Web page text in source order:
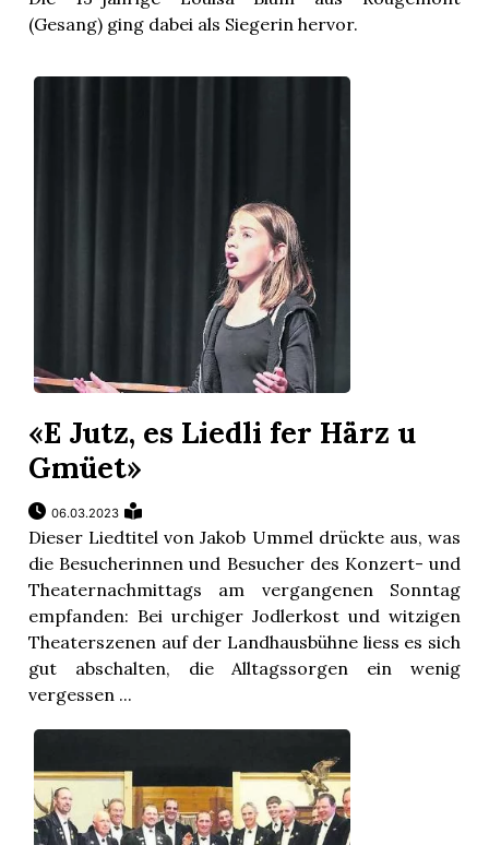
(Gesang) ging dabei als Siegerin hervor.
«E Jutz, es Liedli fer Härz u
Gmüet»
06.03.2023
Dieser Liedtitel von Jakob Ummel drückte aus, was
die Besucherinnen und Besucher des Konzert- und
Theaternachmittags am vergangenen Sonntag
empfanden: Bei urchiger Jodlerkost und witzigen
Theaterszenen auf der Landhausbühne liess es sich
gut abschalten, die Alltagssorgen ein wenig
vergessen ...